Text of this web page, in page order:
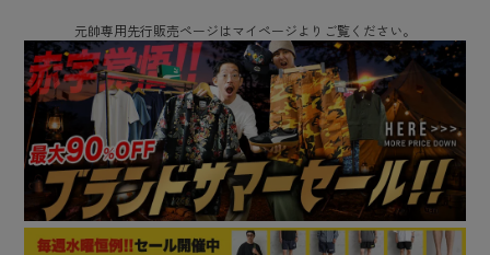
元帥専用先行販売ページはマイページよりご覧ください。